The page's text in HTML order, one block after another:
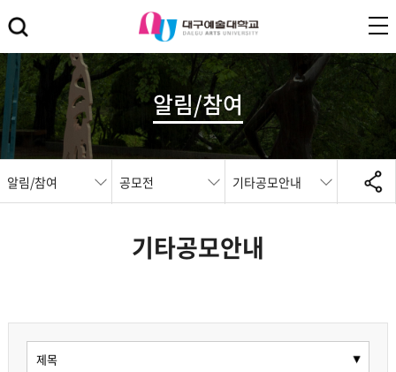
알림/참여
알림/참여 공모전 기타공모안내
기타공모안내